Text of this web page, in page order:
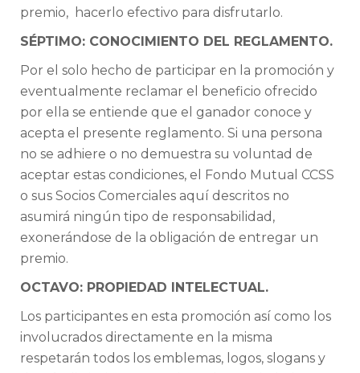
premio, hacerlo efectivo para disfrutarlo.
SÉPTIMO: CONOCIMIENTO DEL REGLAMENTO.
Por el solo hecho de participar en la promoción y
eventualmente reclamar el beneficio ofrecido
por ella se entiende que el ganador conoce y
acepta el presente reglamento. Si una persona
no se adhiere o no demuestra su voluntad de
aceptar estas condiciones, el Fondo Mutual CCSS
o sus Socios Comerciales aquí descritos no
asumirá ningún tipo de responsabilidad,
exonerándose de la obligación de entregar un
premio.
OCTAVO: PROPIEDAD INTELECTUAL.
Los participantes en esta promoción así como los
involucrados directamente en la misma
respetarán todos los emblemas, logos, slogans y